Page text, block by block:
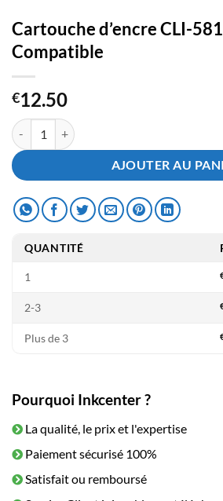
Cartouche d’encre CLI-
Compatible
€12.50
quantité de Cartouche d'encre CLI-581 XXL
AJOUTER AU
QUANTITÉ
1
2-3
Plus de 3
Pourquoi Inkcenter ?
La qualité, le prix et l'expertise
Paiement sécurisé 100%
Satisfait ou remboursé